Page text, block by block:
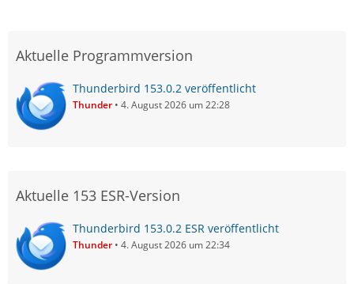
Aktuelle Programmversion
Thunderbird 153.0.2 veröffentlicht
Thunder 4. August 2026 um 22:28
Aktuelle 153 ESR-Version
Thunderbird 153.0.2 ESR veröffentlicht
Thunder 4. August 2026 um 22:34